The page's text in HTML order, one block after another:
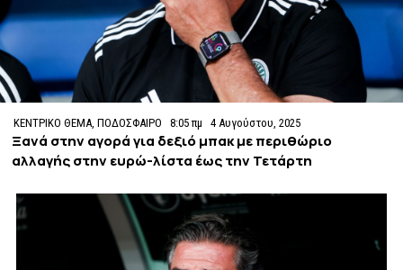
ΚΕΝΤΡΙΚΟ ΘΕΜΑ ,ΠΟΔΟΣΦΑΙΡΟ 8:05 πμ 4 Αυγούστου, 2025
Ξανά στην αγορά για δεξιό μπακ με περιθώριο
αλλαγής στην ευρώ-λίστα έως την Τετάρτη